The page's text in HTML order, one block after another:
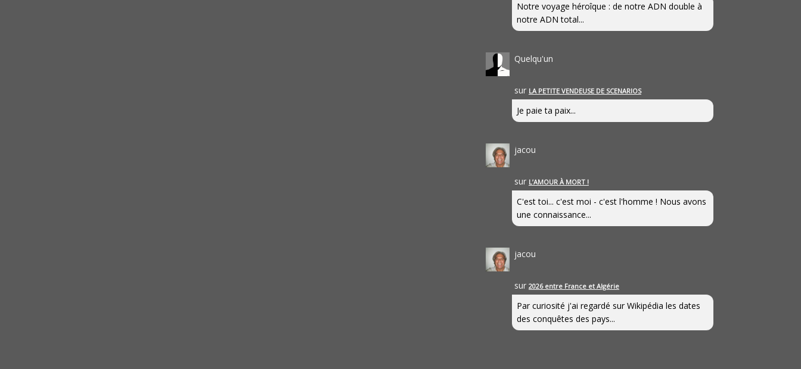
Notre voyage héroîque : de notre ADN double à
notre ADN total...
Quelqu'un
sur LA PETITE VENDEUSE DE SCENARIOS
Je paie ta paix...
jacou
sur L’AMOUR À MORT !
C'est toi... c'est moi - c'est l'homme ! Nous avons
une connaissance...
jacou
sur 2026 entre France et Algérie
Par curiosité j'ai regardé sur Wikipédia les dates
des conquêtes des pays...